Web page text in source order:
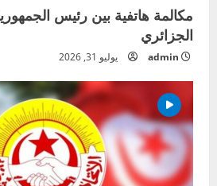
مكالمة هاتفية بين رئيس
الجزائري
admin يوليو 31, 2026